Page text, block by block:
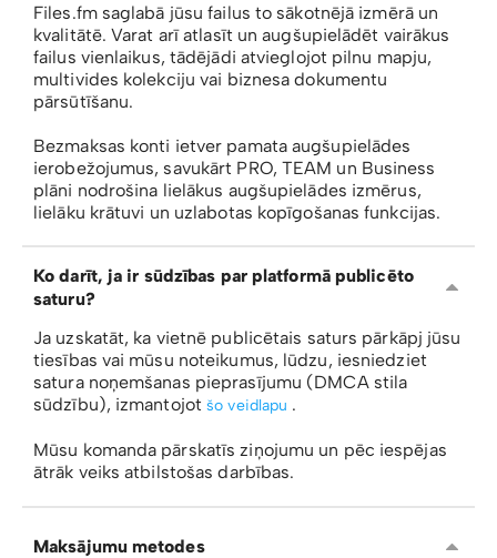
Files.fm saglabā jūsu failus to sākotnējā izmērā un
kvalitātē. Varat arī atlasīt un augšupielādēt vairākus
failus vienlaikus, tādējādi atvieglojot pilnu mapju,
multivides kolekciju vai biznesa dokumentu
pārsūtīšanu.
Bezmaksas konti ietver pamata augšupielādes
ierobežojumus, savukārt PRO, TEAM un Business
plāni nodrošina lielākus augšupielādes izmērus,
lielāku krātuvi un uzlabotas kopīgošanas funkcijas.
Ko darīt, ja ir sūdzības par platformā publicēto
saturu?
Ja uzskatāt, ka vietnē publicētais saturs pārkāpj jūsu
tiesības vai mūsu noteikumus, lūdzu, iesniedziet
satura noņemšanas pieprasījumu (DMCA stila
sūdzību), izmantojotšo veidlapu .
Mūsu komanda pārskatīs ziņojumu un pēc iespējas
ātrāk veiks atbilstošas ​​darbības.
Maksājumu metodes